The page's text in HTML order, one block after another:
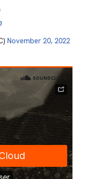
November 20, 2022